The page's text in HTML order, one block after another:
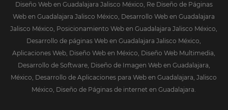
Diseño Web en Guadalajara Jalisco México, Re Diseño de Páginas
Web en Guadalajara Jalisco México, Desarrollo Web en Guadalajara
Jalisco México, Posicionamiento Web en Guadalajara Jalisco México,
Desarrollo de páginas Web en Guadalajara Jalisco México,
Aplicaciones Web, Diseño Web en México, Diseño Web Multimedia,
Desarrollo de Software, Diseño de Imagen Web en Guadalajara,
México, Desarrollo de Aplicaciones para Web en Guadalajara, Jalisco
México, Diseño de Páginas de internet en Guadalajara.